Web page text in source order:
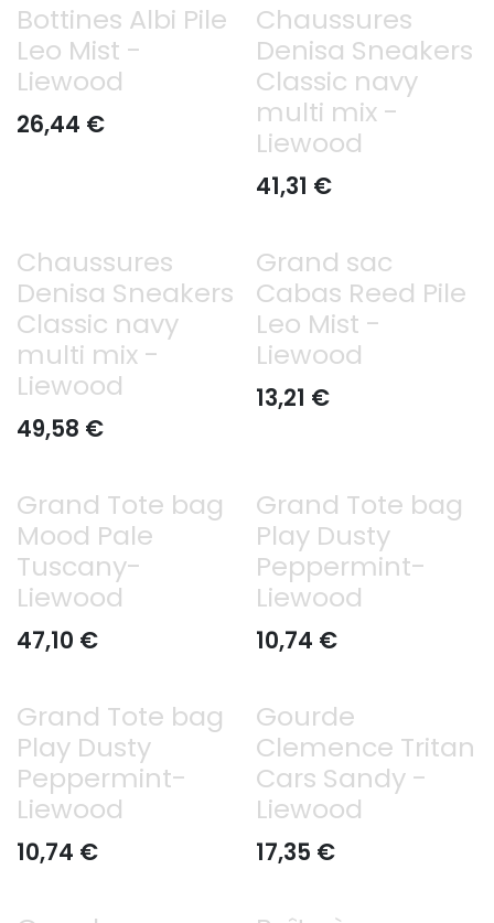
Bottines Albi Pile
Leo Mist -
Liewood
26,44 €
Chaussures
Denisa Sneakers
Classic navy
multi mix -
Liewood
41,31 €
Chaussures
Denisa Sneakers
Classic navy
multi mix -
Liewood
49,58 €
Grand sac
Cabas Reed Pile
Leo Mist -
Liewood
13,21 €
Grand Tote bag
Mood Pale
Tuscany-
Liewood
47,10 €
Grand Tote bag
Play Dusty
Peppermint-
Liewood
10,74 €
Grand Tote bag
Play Dusty
Peppermint-
Liewood
10,74 €
Gourde
Clemence Tritan
Cars Sandy -
Liewood
17,35 €